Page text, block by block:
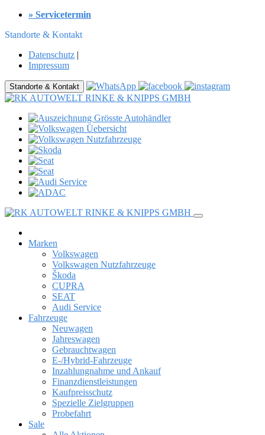
» Servicetermin
Standorte & Kontakt
Datenschutz |
Impressum
Standorte & Kontakt
Marken
Volkswagen
Volkswagen Nutzfahrzeuge
Škoda
CUPRA
SEAT
Audi Service
Fahrzeuge
Neuwagen
Jahreswagen
Gebrauchtwagen
E-/Hybrid-Fahrzeuge
Inzahlungnahme und Ankauf
Finanzdienstleistungen
Kaufpreisschutz
Spezielle Zielgruppen
Probefahrt
Sale